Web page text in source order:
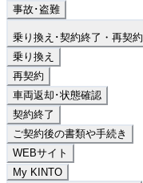
事故･盗難
乗り換え･契約終了・再契約
乗り換え
再契約
車両返却･状態確認
契約終了
ご契約後の書類や手続き
WEBサイト
My KINTO